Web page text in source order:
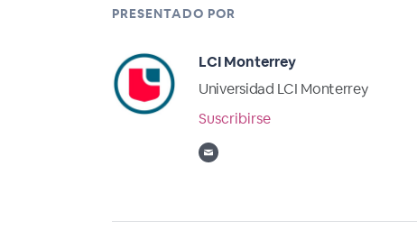
PRESENTADO POR
LCI Monterrey
Universidad LCI Monterrey
Suscribirse